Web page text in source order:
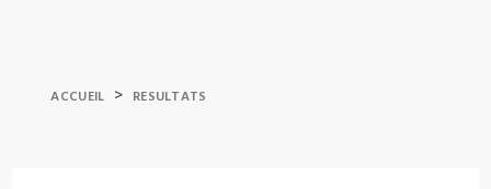
ACCUEIL > RESULTATS